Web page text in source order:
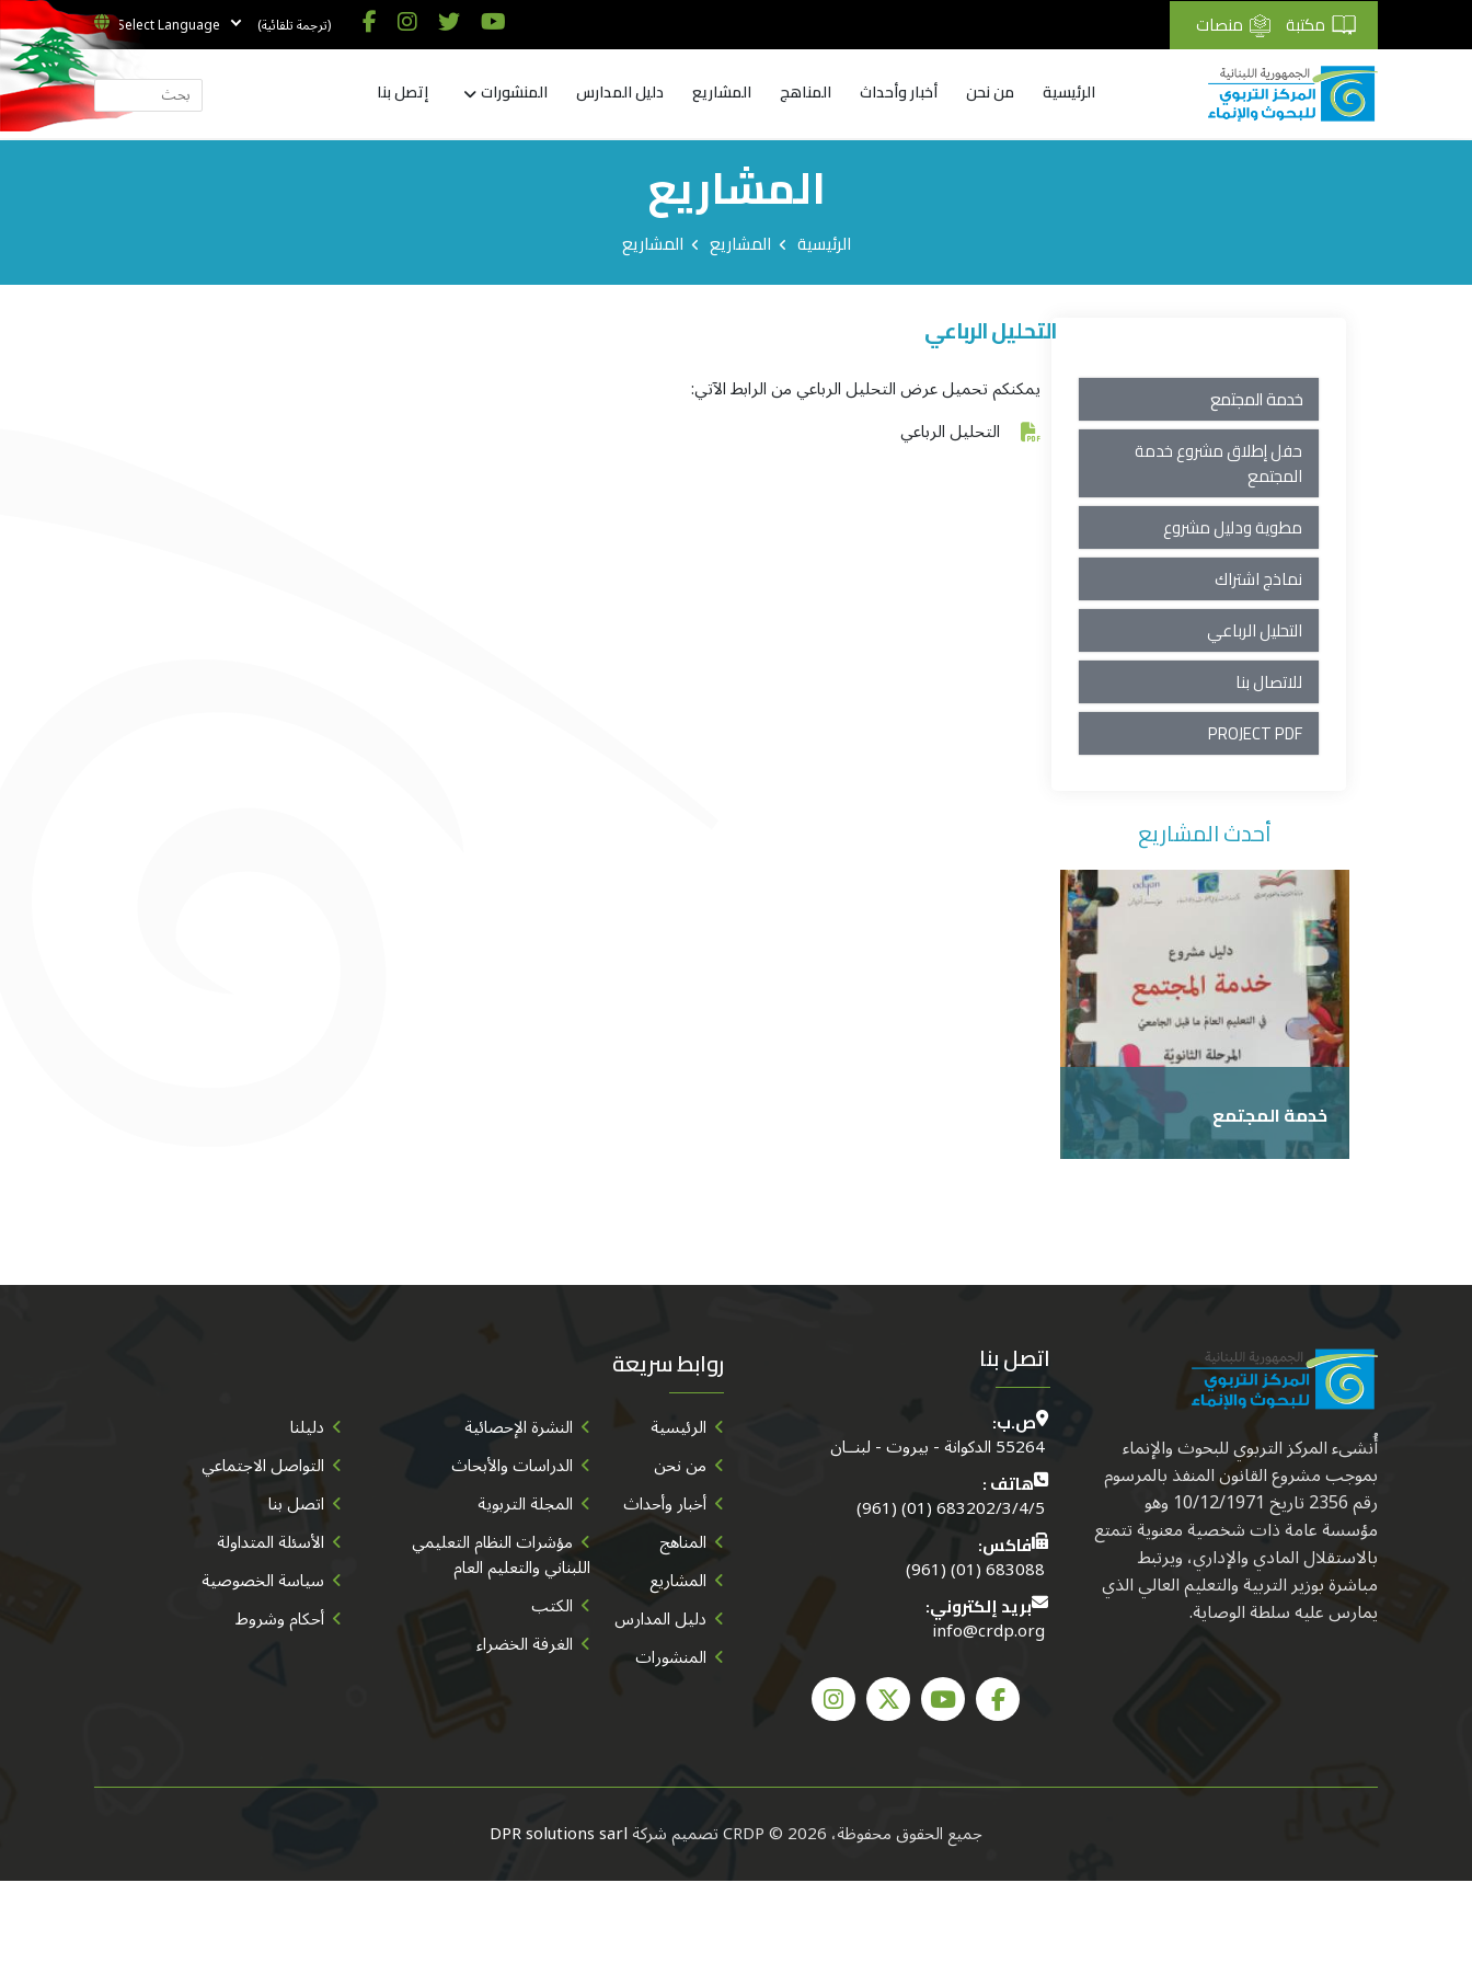
مكتبة منصات (ترجمة تلقائية)
الرئيسية من نحن أخبار وأحداث المناهج المشاريع دليل المدارس المنشورات إتصل بنا
المشاريع
الرئيسية المشاريع المشاريع
خدمة المجتمع
حفل إطلاق مشروع خدمة
المجتمع
مطوية ودليل مشروع
نماذج اشتراك
التحليل الرباعي
للاتصال بنا
PROJECT PDF
أحدث المشاريع
خدمة المجتمع
التحليل الرباعي
يمكنكم تحميل عرض التحليل الرباعي من الرابط الآتي:
التحليل الرباعي
أُنشىء المركز التربوي للبحوث والإنماء
بموجب مشروع القانون المنفذ بالمرسوم
رقم 2356 تاريخ 10/12/1971 وهو
مؤسسة عامة ذات شخصية معنوية تتمتع
بالاستقلال المادي والإداري، ويرتبط
مباشرة بوزير التربية والتعليم العالي الذي
يمارس عليه سلطة الوصاية.
اتصل بنا
ص.ب:
55264 الدكوانة - بيروت - لبنــان
هاتف :
683202/3/4/5 (01) (961)
فاكس:
683088 (01) (961)
بريد إلكتروني:
info@crdp.org
روابط سريعة
الرئيسية
من نحن
أخبار وأحداث
المناهج
المشاريع
دليل المدارس
المنشورات
النشرة الإحصائية
الدراسات والأبحاث
المجلة التربوية
مؤشرات النظام التعليمي
اللبناني والتعليم العام
الكتب
الغرفة الخضراء
دليلنا
التواصل الاجتماعي
اتصل بنا
الأسئلة المتداولة
سياسة الخصوصية
أحكام وشروط
جميع الحقوق محفوظة، CRDP © 2026 تصميم شركةDPR solutions sarl